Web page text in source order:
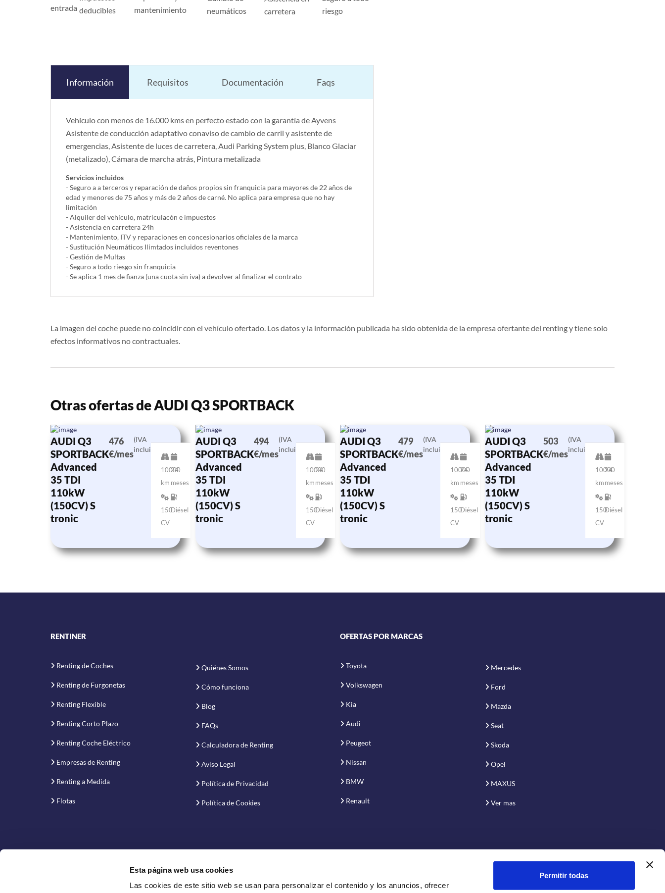
Esta página web usa cookies
Las cookies de este sitio web se usan para personalizar el contenido y los anuncios, ofrecer
Permitir todas
entrada deducibles
mantenimiento
neumáticos
carretera
riesgo
Información Requisitos Documentación Faqs
Vehículo con menos de 16.000 kms en perfecto estado con la garantía de Ayvens
Asistente de conducción adaptativo conaviso de cambio de carril y asistente de
emergencias, Asistente de luces de carretera, Audi Parking System plus, Blanco Glaciar
(metalizado), Cámara de marcha atrás, Pintura metalizada
Servicios incluidos
- Seguro a a terceros y reparación de daños propios sin franquicia para mayores de 22 años de
edad y menores de 75 años y más de 2 años de carné. No aplica para empresa que no hay
limitación
- Alquiler del vehí­culo, matriculacón e impuestos
- Asistencia en carretera 24h
- Mantenimiento, ITV y reparaciones en concesionarios oficiales de la marca
- Sustitución Neumáticos Ilimtados incluidos reventones
- Gestión de Multas
- Seguro a todo riesgo sin franquicia
- Se aplica 1 mes de fianza (una cuota sin iva) a devolver al finalizar el contrato
La imagen del coche puede no coincidir con el vehículo ofertado. Los datos y la información publicada ha sido obtenida de la empresa ofertante del renting y tiene solo
efectos informativos no contractuales.
Otras ofertas de AUDI Q3 SPORTBACK
AUDI Q3
SPORTBACK
Advanced
35 TDI
110kW
(150CV) S
tronic
476
€/mes
(IVA
incluido)
10000
km
24
meses
150
CV
Diésel
AUDI Q3
SPORTBACK
Advanced
35 TDI
110kW
(150CV) S
tronic
494
€/mes
(IVA
incluido)
10000
km
24
meses
150
CV
Diésel
AUDI Q3
SPORTBACK
Advanced
35 TDI
110kW
(150CV) S
tronic
479
€/mes
(IVA
incluido)
10000
km
24
meses
150
CV
Diésel
AUDI Q3
SPORTBACK
Advanced
35 TDI
110kW
(150CV) S
tronic
503
€/mes
(IVA
incluido)
10000
km
24
meses
150
CV
Diésel
RENTINER
Renting de Coches
Renting de Furgonetas
Renting Flexible
Renting Corto Plazo
Renting Coche Eléctrico
Empresas de Renting
Renting a Medida
Flotas
Quiénes Somos
Cómo funciona
Blog
FAQs
Calculadora de Renting
Aviso Legal
Política de Privacidad
Política de Cookies
OFERTAS POR MARCAS
Toyota
Volkswagen
Kia
Audi
Peugeot
Nissan
BMW
Renault
Mercedes
Ford
Mazda
Seat
Skoda
Opel
MAXUS
Ver mas
Proyecto financiado por la Empresa Nacional de Innovación S.A.